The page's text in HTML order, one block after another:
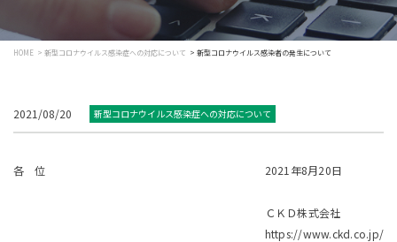
HOME 新型コロナウイルス感染症への対応について 新型コロナウイルス感染者の発生について
2021/08/20 新型コロナウイルス感染症への対応について
各 位 2021年8月20日
ＣＫＤ株式会社
https://www.ckd.co.jp/